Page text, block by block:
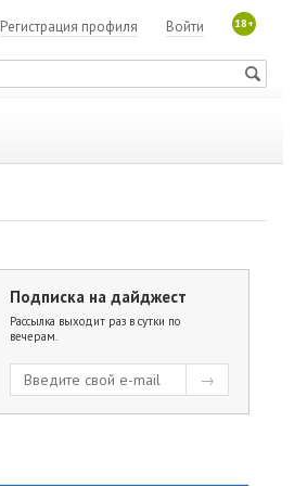
18+
Войти
Регистрация профиля
Подписка на дайджест
Рассылка выходит раз в сутки по
вечерам.